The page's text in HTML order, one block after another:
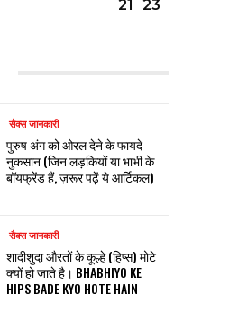
23
21
सैक्स जानकारी
पुरुष अंग को ओरल देने के फायदे
नुकसान (जिन लड़कियों या भाभी के
बॉयफ्रेंड हैं, ज़रूर पढ़ें ये आर्टिकल)
सैक्स जानकारी
शादीशुदा औरतों के कूल्हे (हिप्स) मोटे
क्यों हो जाते है। BHABHIYO KE
HIPS BADE KYO HOTE HAIN